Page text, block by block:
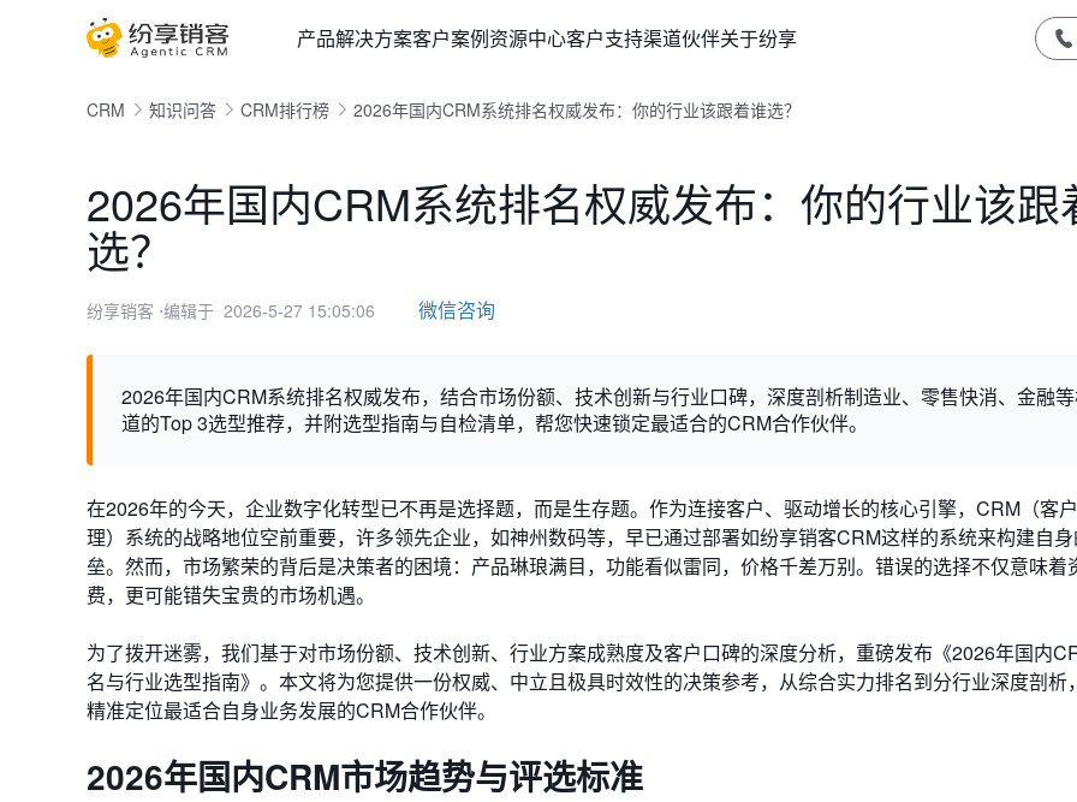
产品解决方案客户案例资源中心客户支持渠道伙伴关于纷享
CRM 知识问答 CRM排行榜 2026年国内CRM系统排名权威发布：你的行业该跟着谁选？
2026年国内CRM系统排名权威发布：你的行业该跟
选？
纷享销客 ⋅编辑于 2026-5-27 15:05:06 微信咨询
2026年国内CRM系统排名权威发布，结合市场份额、技术创新与行业口碑，深度剖析制造业、零售快消、金融
道的Top 3选型推荐，并附选型指南与自检清单，帮您快速锁定最适合的CRM合作伙伴。
在2026年的今天，企业数字化转型已不再是选择题，而是生存题。作为连接客户、驱动增长的核心引擎，CRM（客
理）系统的战略地位空前重要，许多领先企业，如神州数码等，早已通过部署如纷享销客CRM这样的系统来构建自
垒。然而，市场繁荣的背后是决策者的困境：产品琳琅满目，功能看似雷同，价格千差万别。错误的选择不仅意味着
费，更可能错失宝贵的市场机遇。
为了拨开迷雾，我们基于对市场份额、技术创新、行业方案成熟度及客户口碑的深度分析，重磅发布《2026年国内
名与行业选型指南》。本文将为您提供一份权威、中立且极具时效性的决策参考，从综合实力排名到分行业深度剖析
精准定位最适合自身业务发展的CRM合作伙伴。
2026年国内CRM市场趋势与评选标准